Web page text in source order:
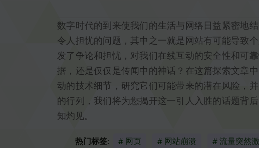
数字时代的到来使我们的生活与网络日益紧密地
令人担忧的问题，其中之一就是网站有可能导致
发了争论和担忧，对我们在线互动的安全性和可
据，还是仅仅是传闻中的神话？在这篇探索文章
动的技术细节，研究它们可能带来的潜在风险，
的行列，我们将为您揭开这一引人入胜的话题背
知灼见。
热门标签: # 网页 # 网站崩溃 # 流量突然